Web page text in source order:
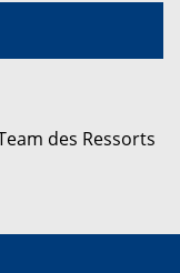
des Ressorts